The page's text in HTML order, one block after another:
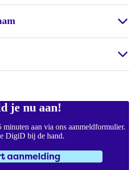
je nu aan!
aan via ons aanmeldformulier.
DigiD bij de hand.
aanmelding